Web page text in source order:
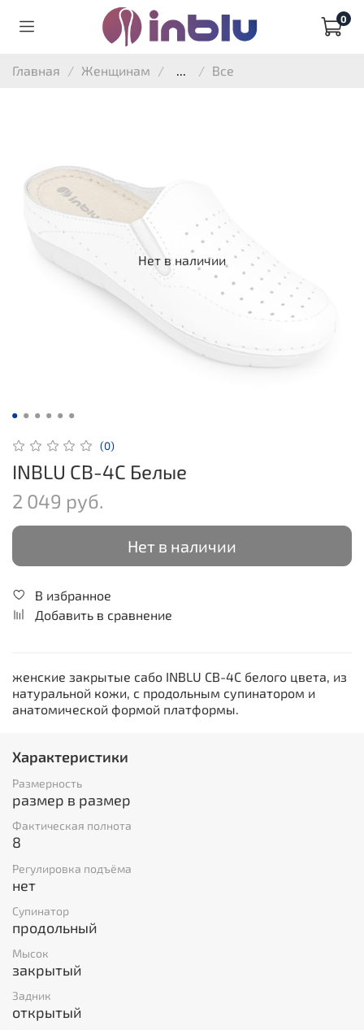
0
Главная Женщинам ... Все
Нет в наличии
(0)
INBLU CB-4C Белые
2 049 руб.
Нет в наличии
В избранное
Добавить в сравнение
женские закрытые сабо INBLU CB-4C белого цвета, из
натуральной кожи, с продольным супинатором и
анатомической формой платформы.
Характеристики
Размерность
размер в размер
Фактическая полнота
8
Регулировка подъёма
нет
Супинатор
продольный
Мысок
закрытый
Задник
открытый